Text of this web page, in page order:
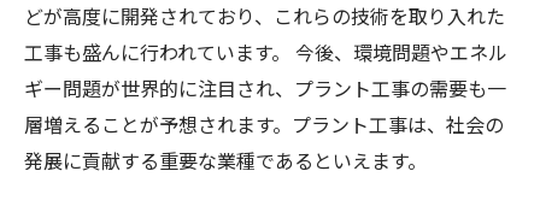
どが高度に開発されており、これらの技術を取り入れた
工事も盛んに行われています。 今後、環境問題やエネル
ギー問題が世界的に注目され、プラント工事の需要も一
層増えることが予想されます。プラント工事は、社会の
発展に貢献する重要な業種であるといえます。